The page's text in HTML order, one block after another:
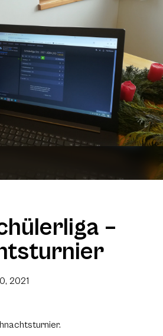
–
2021